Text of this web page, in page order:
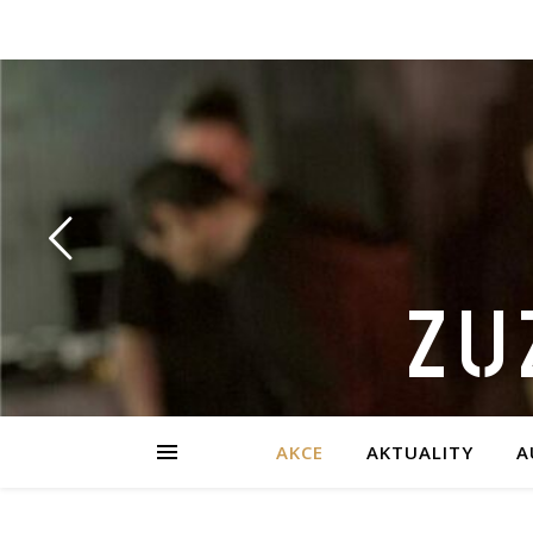
AKCE AKTUALITY